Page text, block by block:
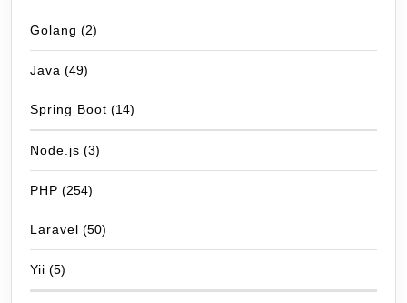
Golang (2)
Java (49)
Spring Boot (14)
Node.js (3)
PHP (254)
Laravel (50)
Yii (5)